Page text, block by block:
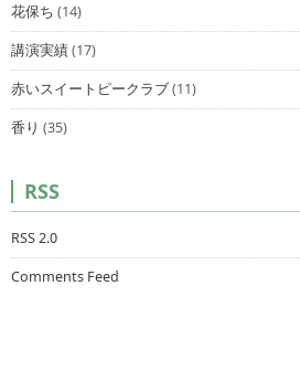
花保ち (14)
講演実績(17)
赤いスイートピークラブ(11)
香り (35)
RSS
RSS 2.0
Comments Feed